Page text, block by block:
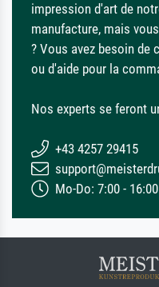
impression d'art de
manufacture, mais
? Vous avez besoin de
ou d'aide pour la
Nos experts se feront
+43 4257 29415
Mo-Do: 7:00 -